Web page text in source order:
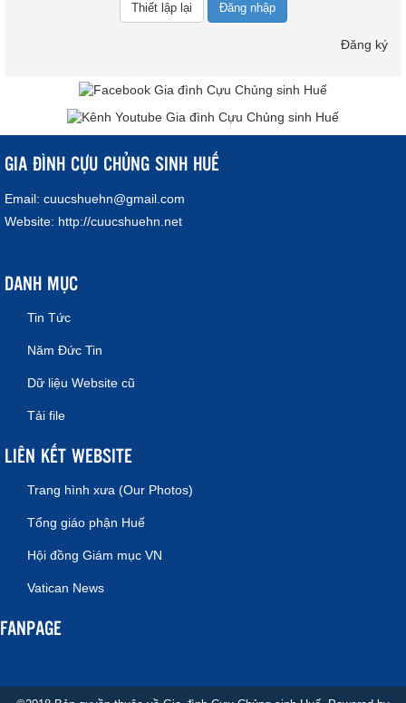
Đăng nhập
Đăng ký
GIA ĐÌNH CỰU CHỦNG SINH HUẾ
Email: cuucshuehn@gmail.com
Website: http://cuucshuehn.net
DANH MỤC
Tin Tức
Năm Đức Tin
Dữ liệu Website cũ
Tải file
LIÊN KẾT WEBSITE
Trang hình xưa (Our Photos)
Tổng giáo phận Huế
Hội đồng Giám mục VN
Vatican News
FANPAGE